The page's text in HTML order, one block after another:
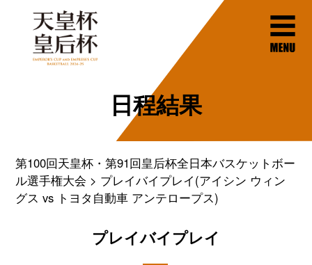
日程結果
第100回天皇杯・第91回皇后杯全日本バスケットボー
ル選手権大会
プレイバイプレイ(アイシン ウィン
グス vs トヨタ自動車 アンテロープス)
プレイバイプレイ